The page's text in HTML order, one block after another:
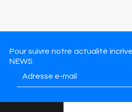
Pour suivre notre actualité
NEWS